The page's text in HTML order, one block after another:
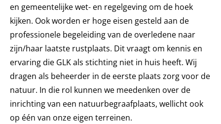
en gemeentelijke wet- en regelgeving om de hoek
kijken. Ook worden er hoge eisen gesteld aan de
professionele begeleiding van de overledene naar
zijn/haar laatste rustplaats. Dit vraagt om kennis en
ervaring die GLK als stichting niet in huis heeft. Wij
dragen als beheerder in de eerste plaats zorg voor de
natuur. In die rol kunnen we meedenken over de
inrichting van een natuurbegraafplaats, wellicht ook
op één van onze eigen terreinen.